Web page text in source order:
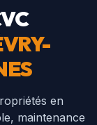
en
maintenance